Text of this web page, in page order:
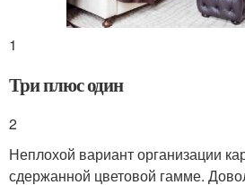
1
Три плюс один
2
Неплохой вариант организации
сдержанной цветовой гамме.